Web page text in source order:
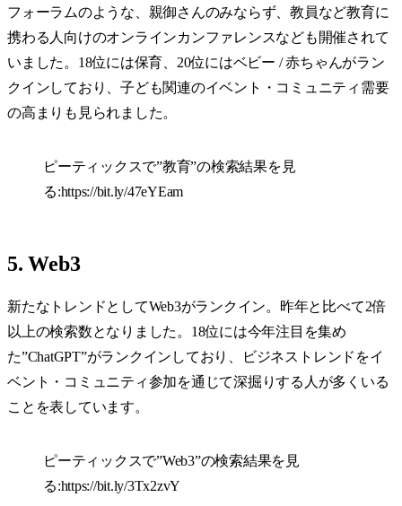
フォーラムのような、親御さんのみならず、教員など教育に
携わる人向け​​のオンラインカンファレンスなども開催されて
いました。18位には保育、20位にはベビー / 赤ちゃんがラン
クインしており、子ども関連のイベント・コミュニティ需要
の高まりも見られました。
ピーティックスで”教育”の検索結果を見
る:https://bit.ly/47eYEam
5. Web3
新たなトレンドとしてWeb3がランクイン。昨年と比べて2倍
以上の検索数となりました。18位には今年注目を集め
た”ChatGPT”がランクインしており、ビジネストレンドをイ
ベント・コミュニティ参加を通じて深掘りする人が多くいる
ことを表しています。
ピーティックスで”Web3”の検索結果を見
る:https://bit.ly/3Tx2zvY